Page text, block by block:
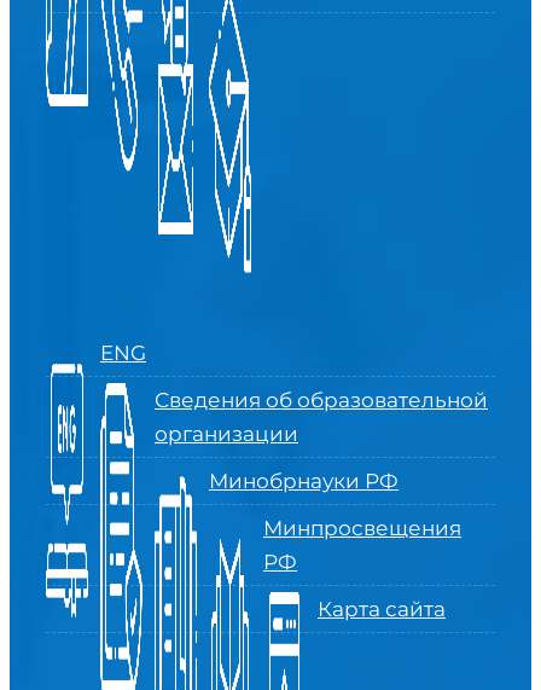
ENG
Сведения об образовательной
организации
Минобрнауки РФ
Минпросвещения
РФ
Карта сайта